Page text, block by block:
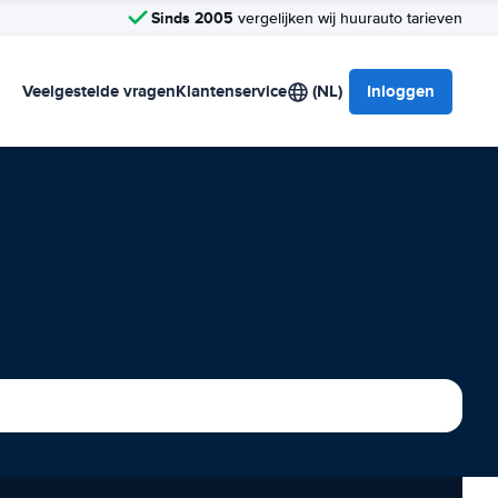
Sinds 2005 vergelijken wij huurauto tarieven
Veelgestelde vragenKlantenservice (NL) Inloggen